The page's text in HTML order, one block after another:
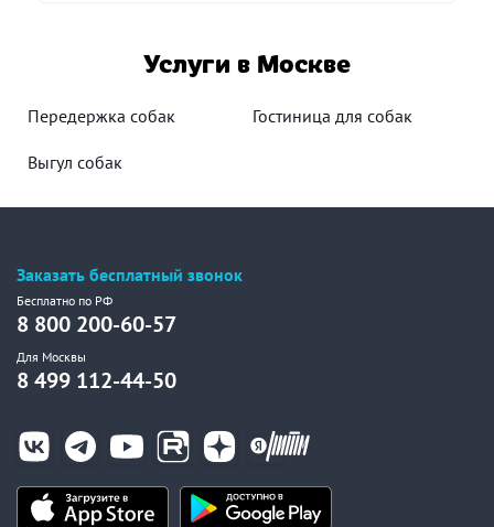
Услуги в Москве
Передержка собак Гостиница для собак
Выгул собак
Заказать бесплатный звонок
Бесплатно по РФ
8 800 200-60-57
Для Москвы
8 499 112-44-50